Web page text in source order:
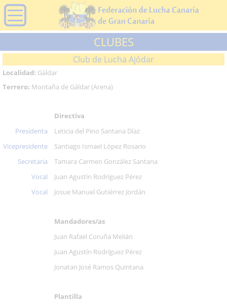
CLUBES
Club de Lucha Ajódar
Localidad: Gáldar
Terrero: Montaña de Gáldar (Arena)
Directiva
Presidenta
Leticia del Pino Santana Díaz
Vicepresidente
Santiago Ismael López Rosario
Secretaria
Tamara Carmen González Santana
Vocal
Juan Agustín Rodríguez Pérez
Vocal
Josue Manuel Gutiérrez Jordán
Mandadores/as
Juan Rafael Coruña Melián
Juan Agustín Rodríguez Pérez
Jonatan José Ramos Quintana
Plantilla